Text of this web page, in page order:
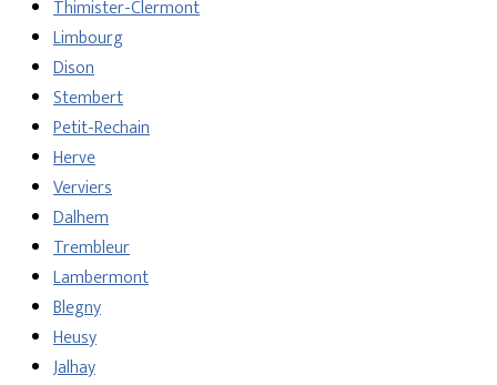
Thimister-Clermont
Limbourg
Dison
Stembert
Petit-Rechain
Herve
Verviers
Dalhem
Trembleur
Lambermont
Blegny
Heusy
Jalhay